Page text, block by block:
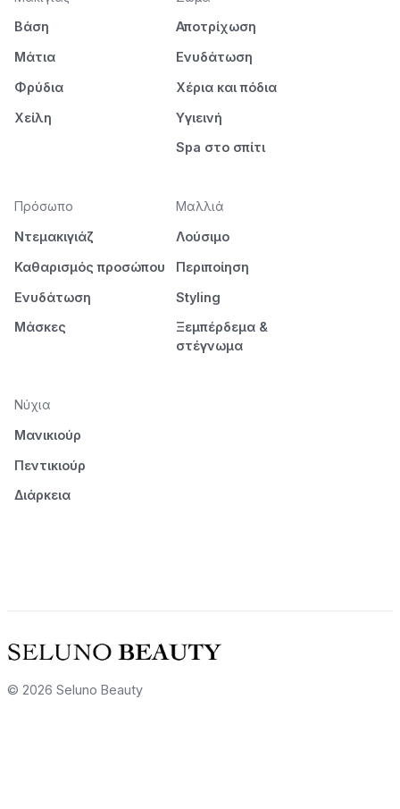
Βάση
Μάτια
Φρύδια
Χείλη
Αποτρίχωση
Ενυδάτωση
Χέρια και πόδια
Υγιεινή
Spa στο σπίτι
Πρόσωπο
Ντεμακιγιάζ
Καθαρισμός προσώπου
Ενυδάτωση
Μάσκες
Μαλλιά
Λούσιμο
Περιποίηση
Styling
Ξεμπέρδεμα &
στέγνωμα
Νύχια
Μανικιούρ
Πεντικιούρ
Διάρκεια
© 2026 Seluno Beauty